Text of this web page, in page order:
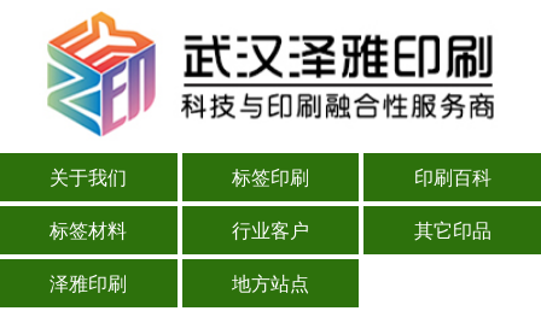
关于我们 标签印刷
印刷百科
标签材料
行业客户
其它印品
泽雅印刷
地方站点